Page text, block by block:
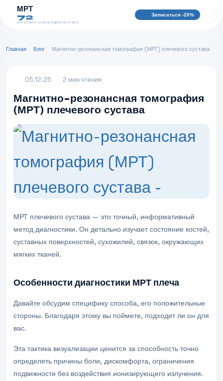
МРТ
72
ИНТЕЛЛЕКТУАЛЬНАЯ ДИАГНОСТИКА
Записаться -20%
Главная Блог Магнитно-резонансная томография (МРТ) плечевого сустава
05.12.25 2 мин чтения
Магнитно-резонансная томография
(МРТ) плечевого сустава
МРТ плечевого сустава — это точный, информативный
метод диагностики. Он детально изучает состояние костей,
суставных поверхностей, сухожилий, связок, окружающих
мягких тканей.
Особенности диагностики МРТ плеча
Давайте обсудим специфику способа, его положительные
стороны. Благодаря этому вы поймете, подходит ли он для
вас.
Эта тактика визуализации ценится за способность точно
определять причины боли, дискомфорта, ограничения
подвижности без воздействия ионизирующего излучения.